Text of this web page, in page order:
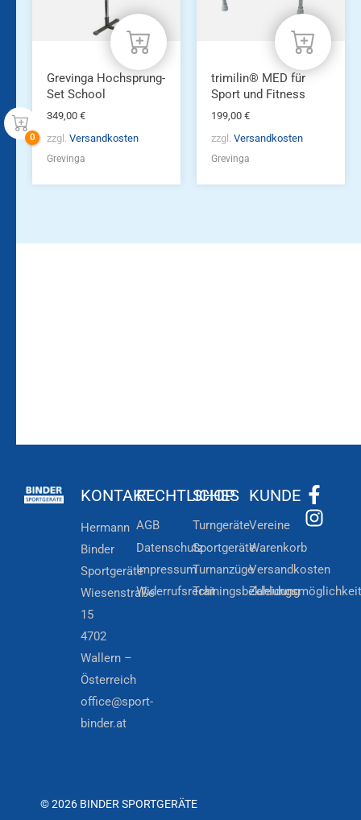
Grevinga Hochsprung-
Set School
349,00 €
zzgl. Versandkosten
Grevinga
trimilin® MED für
Sport und Fitness
199,00 €
zzgl. Versandkosten
Grevinga
KONTAKT
Hermann
Binder
Sportgeräte
Wiesenstraße
15
4702
Wallern –
Österreich
office@sport-
binder.at
RECHTLICHES
AGB
Datenschutz
Impressum
Widerrufsrecht
SHOP
Turngeräte
Sportgeräte
Turnanzüge
Trainingsbekleidung
KUNDE
Vereine
Warenkorb
Versandkosten
© 2026 BINDER SPORTGERÄTE